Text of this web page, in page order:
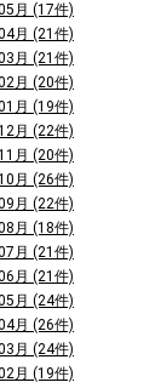
月 (17件)
月 (21件)
月 (21件)
月 (20件)
月 (19件)
月 (22件)
月 (20件)
月 (26件)
月 (22件)
月 (18件)
月 (21件)
月 (21件)
月 (24件)
月 (26件)
月 (24件)
月 (19件)